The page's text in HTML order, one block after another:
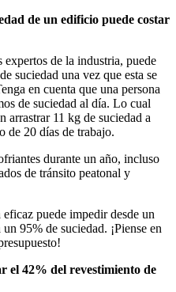
de un edificio puede costar
expertos de la industria, puede
suciedad una vez que esta se
en cuenta que una persona
de suciedad al día. Lo cual
arrastrar 11 kg de suciedad a
de 20 días de trabajo.
durante un año, incluso
de tránsito peatonal y
puede impedir desde un
95% de suciedad. ¡Piense en
el 42% del revestimiento de